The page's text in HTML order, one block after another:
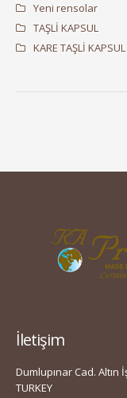
Yeni rensolar
TAŞLİ KAPSUL
KARE TAŞLİ KAPSUL
İletişim
Dumlupınar Cad.
TURKEY